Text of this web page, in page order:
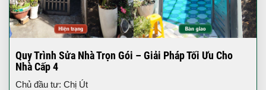
Quy Trình Sửa Nhà Trọn Gói – Giải Pháp Tối Ưu Cho
Nhà Cấp 4
Chủ đầu tư: Chị Út